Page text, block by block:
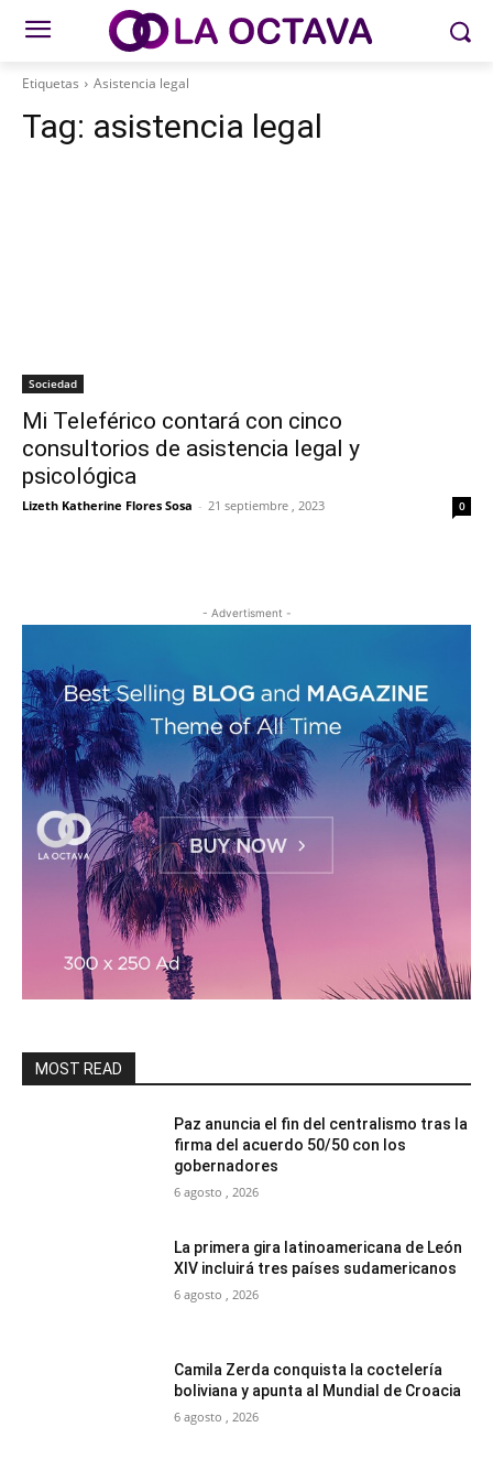
Etiquetas Asistencia legal
Tag: asistencia legal
Sociedad
Mi Teleférico contará con cinco
consultorios de asistencia legal y
psicológica
Lizeth Katherine Flores Sosa - 21 septiembre , 2023 0
- Advertisment -
MOST READ
Paz anuncia el fin del centralismo tras la
firma del acuerdo 50/50 con los
gobernadores
6 agosto , 2026
La primera gira latinoamericana de León
XIV incluirá tres países sudamericanos
6 agosto , 2026
Camila Zerda conquista la coctelería
boliviana y apunta al Mundial de Croacia
6 agosto , 2026